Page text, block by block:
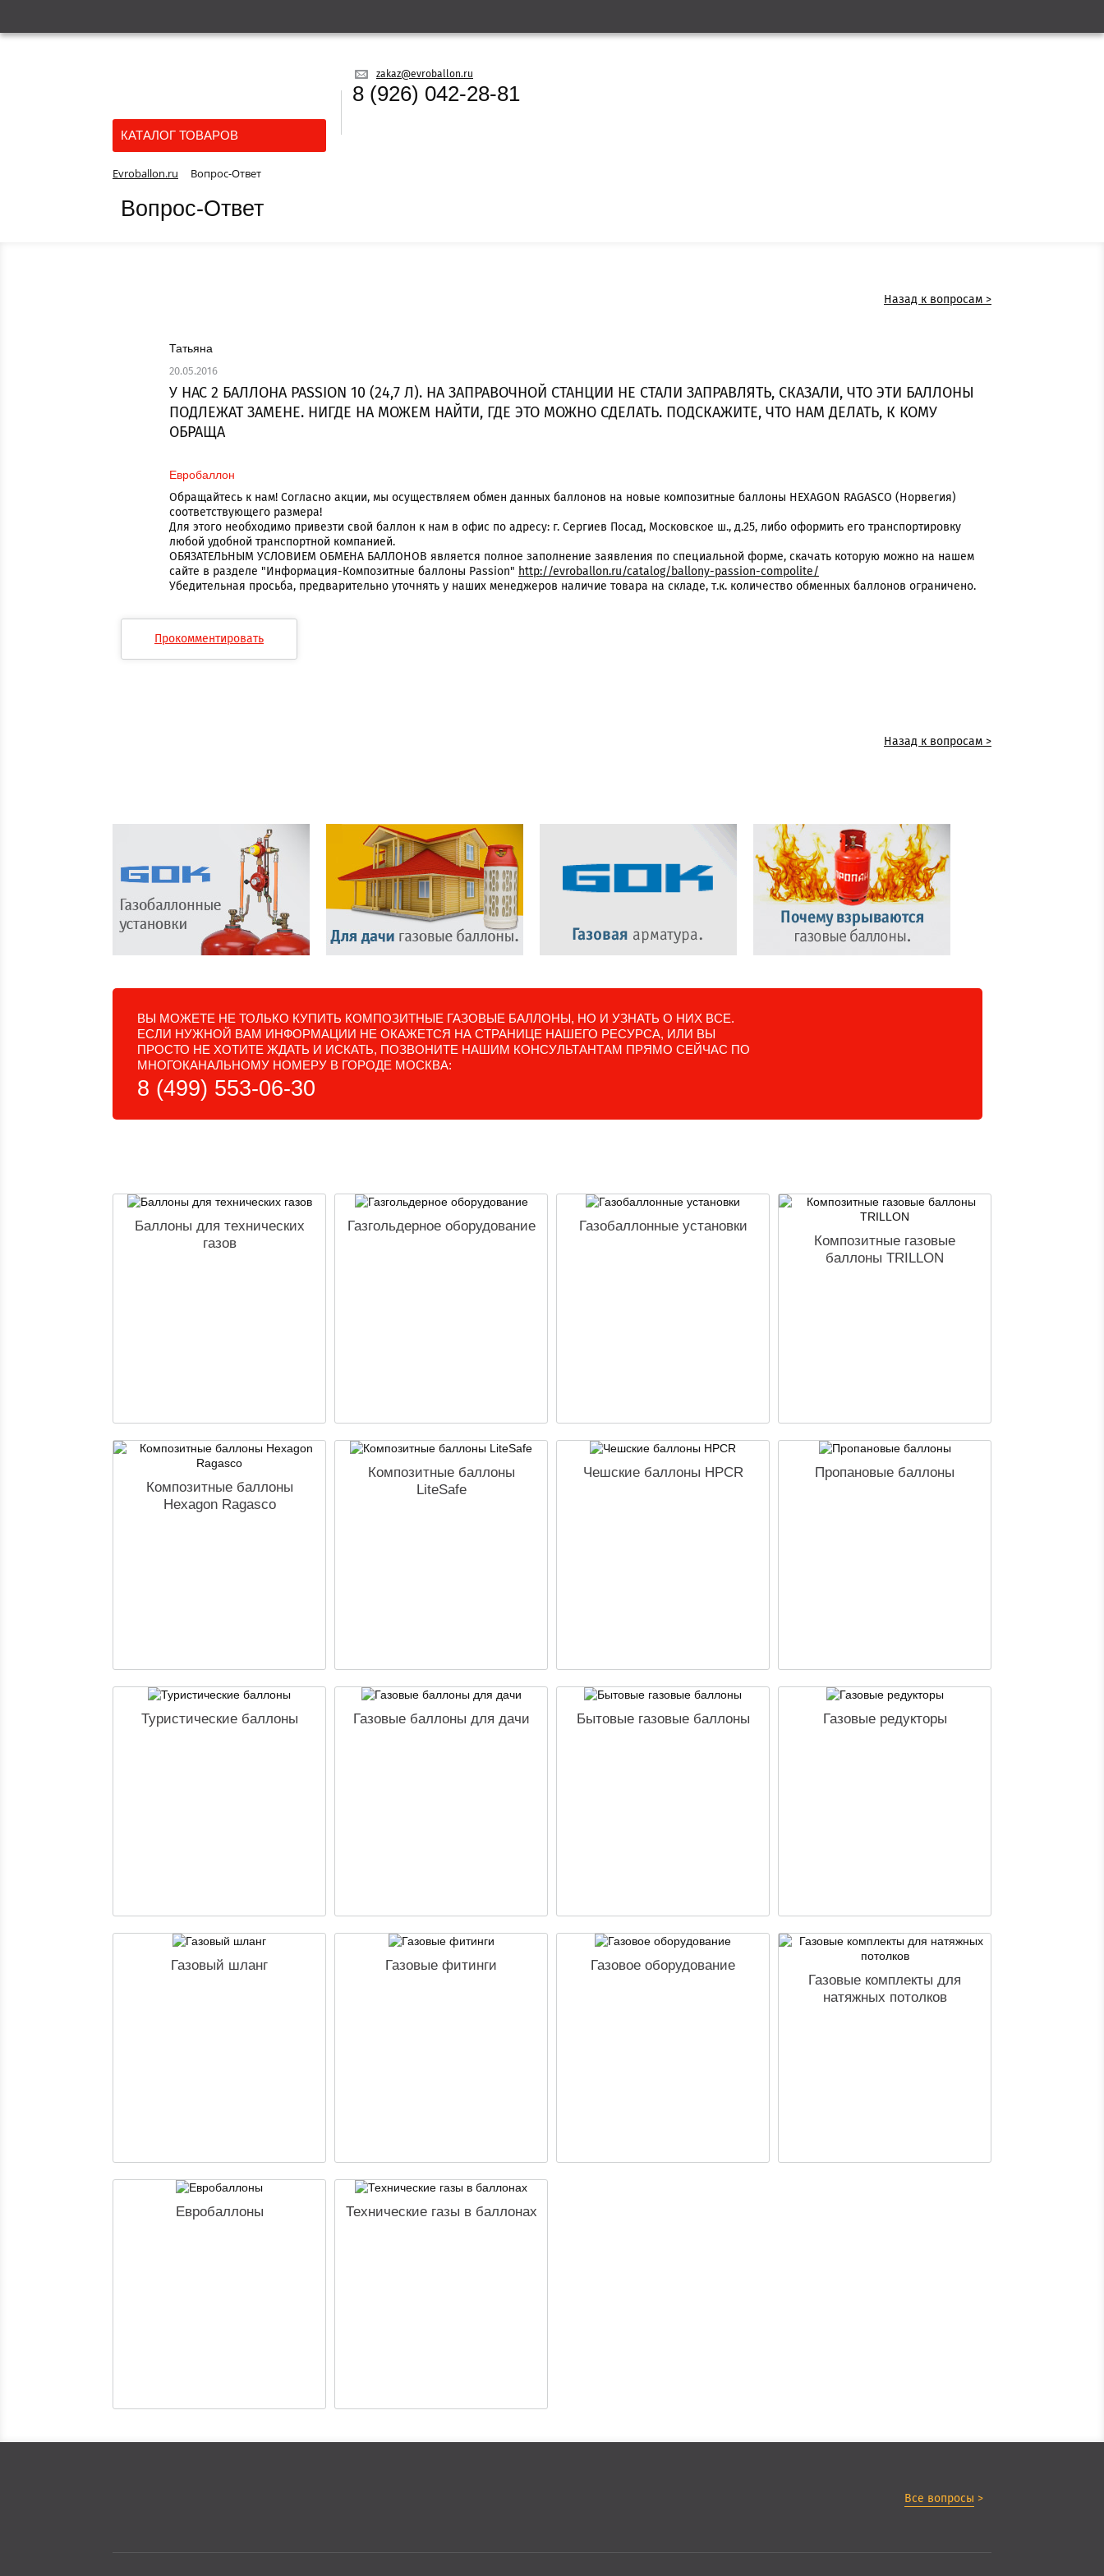
zakaz@evroballon.ru
8 (926) 042-28-81
КАТАЛОГ ТОВАРОВ
Evroballon.ru Вопрос-Ответ
Вопрос-Ответ
Назад к вопросам >
Татьяна
20.05.2016
У НАС 2 БАЛЛОНА PASSION 10 (24,7 Л). НА ЗАПРАВОЧНОЙ СТАНЦИИ НЕ СТАЛИ ЗАПРАВЛЯТЬ, СКАЗАЛИ, ЧТО ЭТИ БАЛЛОНЫ
ПОДЛЕЖАТ ЗАМЕНЕ. НИГДЕ НА МОЖЕМ НАЙТИ, ГДЕ ЭТО МОЖНО СДЕЛАТЬ. ПОДСКАЖИТЕ, ЧТО НАМ ДЕЛАТЬ, К КОМУ
ОБРАЩА
Евробаллон
Обращайтесь к нам! Согласно акции, мы осуществляем обмен данных баллонов на новые композитные баллоны HEXAGON RAGASCO (Норвегия)
соответствующего размера!
Для этого необходимо привезти свой баллон к нам в офис по адресу: г. Сергиев Посад, Московское ш., д.25, либо оформить его транспортировку
любой удобной транспортной компанией.
ОБЯЗАТЕЛЬНЫМ УСЛОВИЕМ ОБМЕНА БАЛЛОНОВ является полное заполнение заявления по специальной форме, скачать которую можно на нашем
сайте в разделе "Информация-Композитные баллоны Passion" http://evroballon.ru/catalog/ballony-passion-compolite/
Убедительная просьба, предварительно уточнять у наших менеджеров наличие товара на складе, т.к. количество обменных баллонов ограничено.
Прокомментировать
Назад к вопросам >
ВЫ МОЖЕТЕ НЕ ТОЛЬКО КУПИТЬ КОМПОЗИТНЫЕ ГАЗОВЫЕ БАЛЛОНЫ, НО И УЗНАТЬ О НИХ ВСЕ.
ЕСЛИ НУЖНОЙ ВАМ ИНФОРМАЦИИ НЕ ОКАЖЕТСЯ НА СТРАНИЦЕ НАШЕГО РЕСУРСА, ИЛИ ВЫ
ПРОСТО НЕ ХОТИТЕ ЖДАТЬ И ИСКАТЬ, ПОЗВОНИТЕ НАШИМ КОНСУЛЬТАНТАМ ПРЯМО СЕЙЧАС ПО
МНОГОКАНАЛЬНОМУ НОМЕРУ В ГОРОДЕ МОСКВА:
8 (499) 553-06-30
Баллоны для технических
газов
Газгольдерное оборудование
Газобаллонные установки
Композитные газовые
баллоны TRILLON
Композитные баллоны
Hexagon Ragasco
Композитные баллоны
LiteSafe
Чешские баллоны HPCR Пропановые баллоны
Туристические баллоны Газовые баллоны для дачи Бытовые газовые баллоны Газовые редукторы
Газовый шланг Газовые фитинги
Газовое оборудование
Газовые комплекты для
натяжных потолков
Евробаллоны Технические газы в баллонах
Все вопросы >